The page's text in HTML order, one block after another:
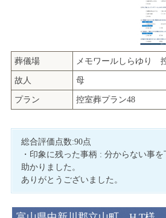
葬儀場 メモワールしらゆり
故人 母
プラン 控室葬プラン48
総合評価点数:90点
・印象に残った事柄 : 分からない事
助かりました。
ありがとうございました。